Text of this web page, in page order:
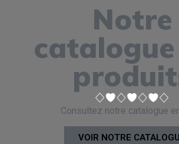
Notre
catalogue
Consultez notre catalogue
VOIR NOTRE